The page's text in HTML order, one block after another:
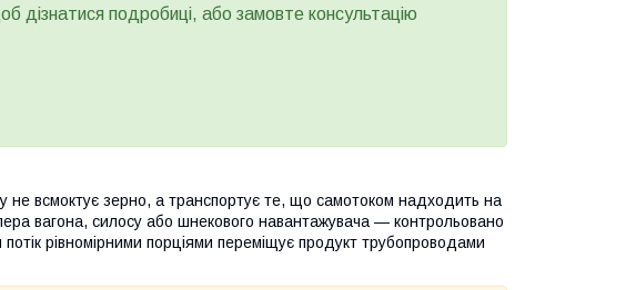
дізнатися подробиці, або замовте консультацію
не всмоктує зерно, а транспортує те, що самотоком надходить на
вагона, силосу або шнекового навантажувача — контрольовано
рівномірними порціями переміщує продукт трубопроводами